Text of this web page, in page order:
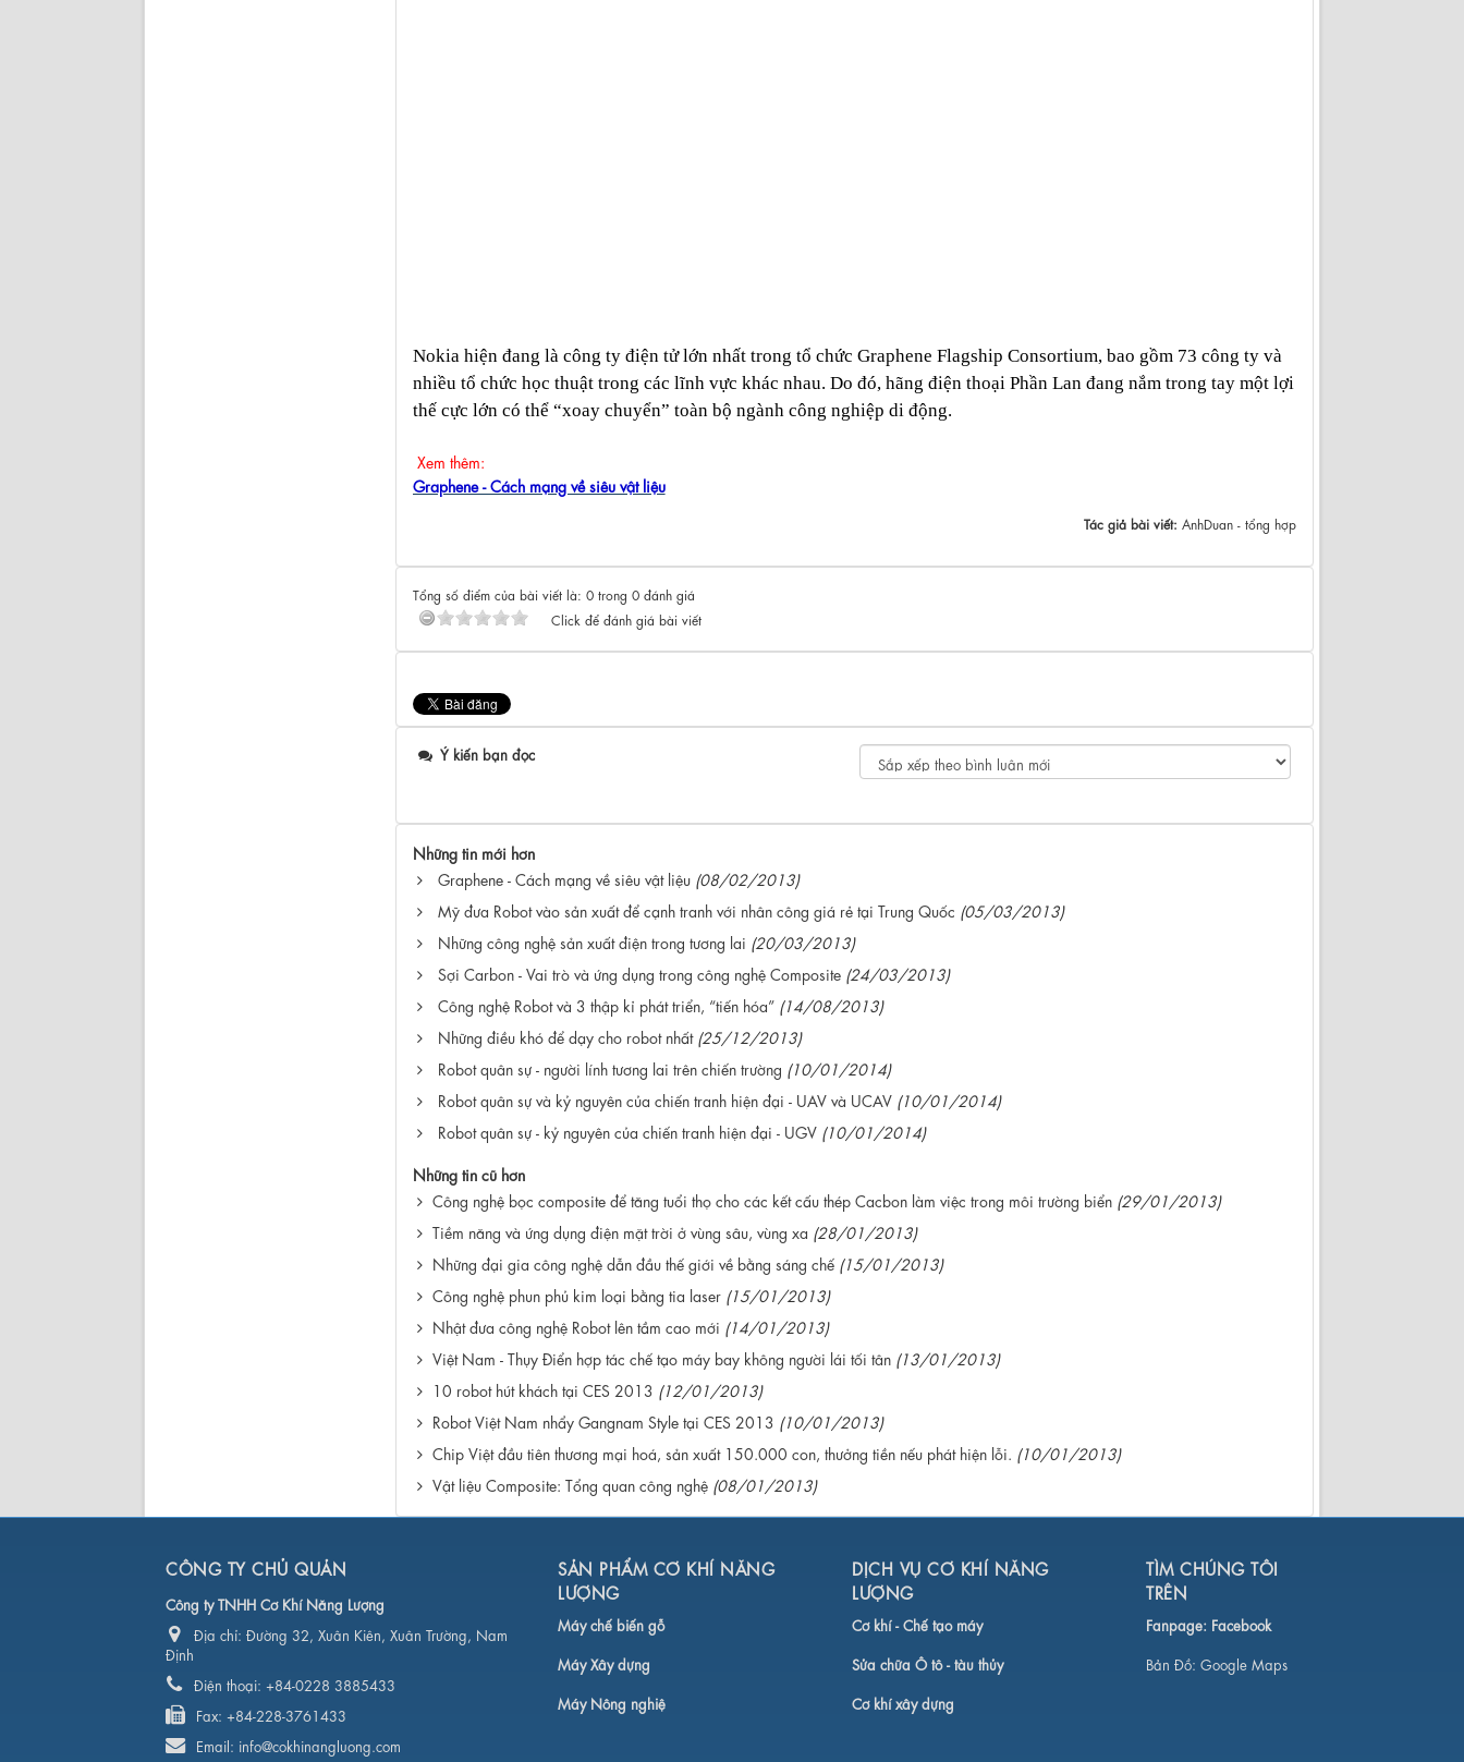
Nokia hiện đang là công ty điện tử lớn nhất trong tổ chức Graphene Flagship Consortium, bao gồm 73 công ty và
nhiều tổ chức học thuật trong các lĩnh vực khác nhau. Do đó, hãng điện thoại Phần Lan đang nắm trong tay một lợi
thế cực lớn có thể “xoay chuyển” toàn bộ ngành công nghiệp di động.
Xem thêm:
Graphene - Cách mạng về siêu vật liệu
Tác giả bài viết: AnhDuan - tổng hợp
Tổng số điểm của bài viết là: 0 trong 0 đánh giá
Click để đánh giá bài viết
Ý kiến bạn đọc
Những tin mới hơn
Graphene - Cách mạng về siêu vật liệu (08/02/2013)
Mỹ đưa Robot vào sản xuất để cạnh tranh với nhân công giá rẻ tại Trung Quốc (05/03/2013)
Những công nghệ sản xuất điện trong tương lai (20/03/2013)
Sợi Carbon - Vai trò và ứng dụng trong công nghệ Composite (24/03/2013)
Công nghệ Robot và 3 thập kỉ phát triển, “tiến hóa” (14/08/2013)
Những điều khó để dạy cho robot nhất (25/12/2013)
Robot quân sự - người lính tương lai trên chiến trường (10/01/2014)
Robot quân sự và kỷ nguyên của chiến tranh hiện đại - UAV và UCAV (10/01/2014)
Robot quân sự - kỷ nguyên của chiến tranh hiện đại - UGV (10/01/2014)
Những tin cũ hơn
Công nghệ bọc composite để tăng tuổi thọ cho các kết cấu thép Cacbon làm việc trong môi trường biển (29/01/2013)
Tiềm năng và ứng dụng điện mặt trời ở vùng sâu, vùng xa (28/01/2013)
Những đại gia công nghệ dẫn đầu thế giới về bằng sáng chế (15/01/2013)
Công nghệ phun phủ kim loại bằng tia laser (15/01/2013)
Nhật đưa công nghệ Robot lên tầm cao mới (14/01/2013)
Việt Nam - Thụy Điển hợp tác chế tạo máy bay không người lái tối tân (13/01/2013)
10 robot hút khách tại CES 2013 (12/01/2013)
Robot Việt Nam nhẩy Gangnam Style tại CES 2013 (10/01/2013)
Chip Việt đầu tiên thương mại hoá, sản xuất 150.000 con, thưởng tiền nếu phát hiện lỗi.
(10/01/2013)
Vật liệu Composite: Tổng quan công nghệ (08/01/2013)
CÔNG TY CHỦ QUẢN
Công ty TNHH Cơ Khí Năng Lượng
Địa chỉ: Đường 32, Xuân Kiên, Xuân Trường, Nam
Định
Điện thoại: +84-0228 3885433
Fax: +84-228-3761433
Email: info@cokhinangluong.com
SẢN PHẨM CƠ KHÍ NĂNG
LƯỢNG
Máy chế biến gỗ
Máy Xây dựng
Máy Nông nghiệ
DỊCH VỤ CƠ KHÍ NĂNG
LƯỢNG
Cơ khí -Chế tạo máy
Sửa chữa Ô tô - tàu thủy
Cơ khí xây dựng
TÌM CHÚNG TÔI
TRÊN
Fanpage: Facebook
Bản Đồ: Google Maps